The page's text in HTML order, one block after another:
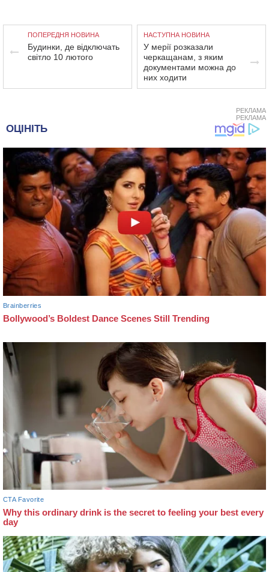
ПОПЕРЕДНЯ НОВИНА
Будинки, де відключать
світло 10 лютого
НАСТУПНА НОВИНА
У мерії розказали
черкащанам, з яким
документами можна до
них ходити
РЕКЛАМА
РЕКЛАМА